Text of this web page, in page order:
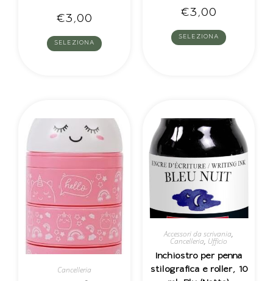
€3,00
SELEZIONA
€3,00
SELEZIONA
Cancelleria
Accessori da scrivania,
Cancelleria, Ufficio
Inchiostro per penna
stilografica e roller, 10